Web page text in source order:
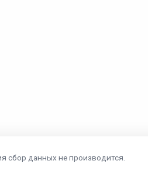
сбор данных не производится.